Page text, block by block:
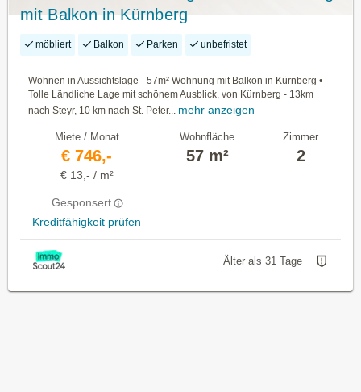
mit Balkon in Kürnberg
möbliert Balkon Parken unbefristet
Wohnen in Aussichtslage - 57m² Wohnung mit Balkon in Kürnberg •
Tolle Ländliche Lage mit schönem Ausblick, von Kürnberg - 13km
nach Steyr, 10 km nach St. Peter... mehr anzeigen
Miete / Monat
€ 746,-
€ 13,- / m²
Gesponsert
Kreditfähigkeit prüfen
Wohnfläche
57 m²
Zimmer
2
Älter als 31 Tage